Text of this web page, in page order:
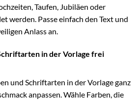
Taufen, Jubiläen oder
werden. Passe einfach den Text und
Anlass an.
in der Vorlage frei
und Schriftarten in der Vorlage ganz
anpassen. Wähle Farben, die